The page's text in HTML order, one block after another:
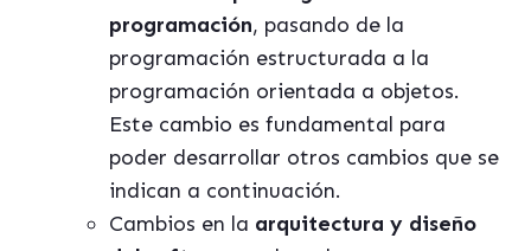
programación, pasando de la
programación estructurada a la
programación orientada a objetos.
Este cambio es fundamental para
poder desarrollar otros cambios que se
indican a continuación.
Cambios en la arquitectura y diseño